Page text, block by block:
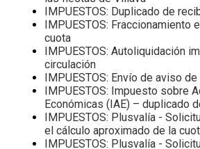
IMPUESTOS: Duplicado de
IMPUESTOS: Fraccionamiento
cuota
IMPUESTOS: Autoliquidación
circulación
IMPUESTOS: Envío de aviso
IMPUESTOS: Impuesto sobre
Económicas (IAE) – duplicado
IMPUESTOS: Plusvalía -
el cálculo aproximado de la
IMPUESTOS: Plusvalía -